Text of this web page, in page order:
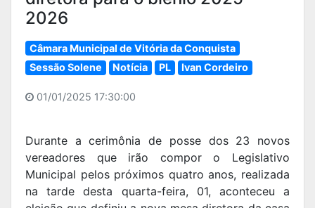
2026
Câmara Municipal de Vitória da Conquista
Sessão Solene
Notícia PL Ivan Cordeiro
01/01/2025 17:30:00
Durante a cerimônia de posse dos 23 novos
vereadores que irão compor o Legislativo
Municipal pelos próximos quatro anos, realizada
na tarde desta quarta-feira, 01, aconteceu a